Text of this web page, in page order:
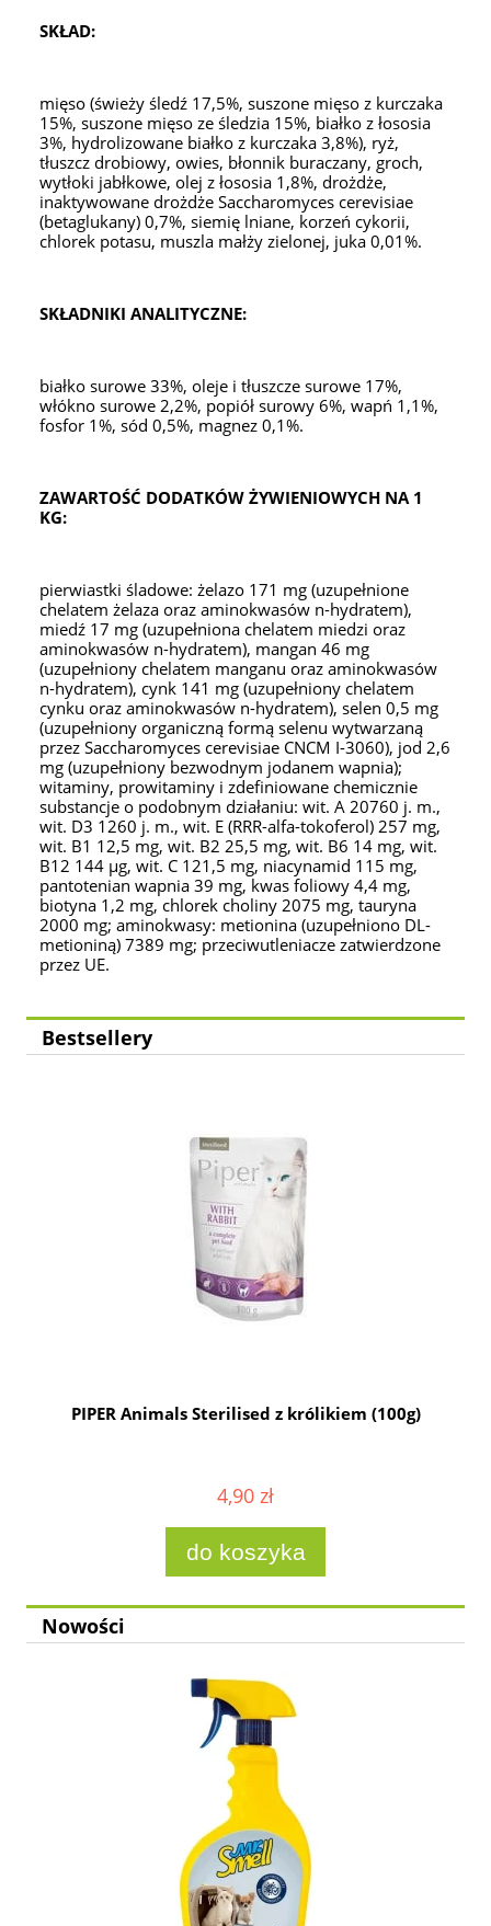
SKŁAD:
mięso (świeży śledź 17,5%, suszone mięso z kurczaka
15%, suszone mięso ze śledzia 15%, białko z łososia
3%, hydrolizowane białko z kurczaka 3,8%), ryż,
tłuszcz drobiowy, owies, błonnik buraczany, groch,
wytłoki jabłkowe, olej z łososia 1,8%, drożdże,
inaktywowane drożdże Saccharomyces cerevisiae
(betaglukany) 0,7%, siemię lniane, korzeń cykorii,
chlorek potasu, muszla małży zielonej, juka 0,01%.
SKŁADNIKI ANALITYCZNE:
białko surowe 33%, oleje i tłuszcze surowe 17%,
włókno surowe 2,2%, popiół surowy 6%, wapń 1,1%,
fosfor 1%, sód 0,5%, magnez 0,1%.
ZAWARTOŚĆ DODATKÓW ŻYWIENIOWYCH NA 1
KG:
pierwiastki śladowe: żelazo 171 mg (uzupełnione
chelatem żelaza oraz aminokwasów n-hydratem),
miedź 17 mg (uzupełniona chelatem miedzi oraz
aminokwasów n-hydratem), mangan 46 mg
(uzupełniony chelatem manganu oraz aminokwasów
n-hydratem), cynk 141 mg (uzupełniony chelatem
cynku oraz aminokwasów n-hydratem), selen 0,5 mg
(uzupełniony organiczną formą selenu wytwarzaną
przez Saccharomyces cerevisiae CNCM I-3060), jod 2,6
mg (uzupełniony bezwodnym jodanem wapnia);
witaminy, prowitaminy i zdefiniowane chemicznie
substancje o podobnym działaniu: wit. A 20760 j. m.,
wit. D3 1260 j. m., wit. E (RRR-alfa-tokoferol) 257 mg,
wit. B1 12,5 mg, wit. B2 25,5 mg, wit. B6 14 mg, wit.
B12 144 µg, wit. C 121,5 mg, niacynamid 115 mg,
pantotenian wapnia 39 mg, kwas foliowy 4,4 mg,
biotyna 1,2 mg, chlorek choliny 2075 mg, tauryna
2000 mg; aminokwasy: metionina (uzupełniono DL-
metioniną) 7389 mg; przeciwutleniacze zatwierdzone
przez UE.
Bestsellery
PIPER Animals Sterilised z królikiem (100g)
4,90 zł
do koszyka
Nowości